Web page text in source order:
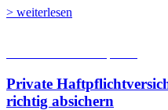
> weiterlesen
Private
richtig absichern